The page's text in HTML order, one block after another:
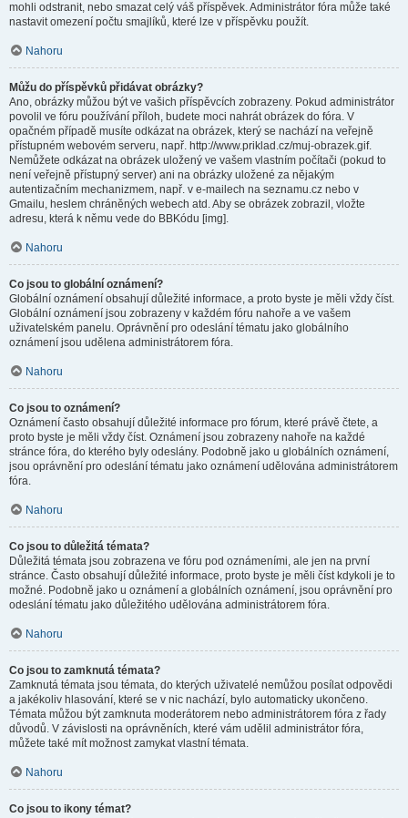
mohli odstranit, nebo smazat celý váš příspěvek. Administrátor fóra může také
nastavit omezení počtu smajlíků, které lze v příspěvku použít.
Nahoru
Můžu do příspěvků přidávat obrázky?
Ano, obrázky můžou být ve vašich příspěvcích zobrazeny. Pokud administrátor
povolil ve fóru používání příloh, budete moci nahrát obrázek do fóra. V
opačném případě musíte odkázat na obrázek, který se nachází na veřejně
přístupném webovém serveru, např. http://www.priklad.cz/muj-obrazek.gif.
Nemůžete odkázat na obrázek uložený ve vašem vlastním počítači (pokud to
není veřejně přístupný server) ani na obrázky uložené za nějakým
autentizačním mechanizmem, např. v e-mailech na seznamu.cz nebo v
Gmailu, heslem chráněných webech atd. Aby se obrázek zobrazil, vložte
adresu, která k němu vede do BBKódu [img].
Nahoru
Co jsou to globální oznámení?
Globální oznámení obsahují důležité informace, a proto byste je měli vždy číst.
Globální oznámení jsou zobrazeny v každém fóru nahoře a ve vašem
uživatelském panelu. Oprávnění pro odeslání tématu jako globálního
oznámení jsou udělena administrátorem fóra.
Nahoru
Co jsou to oznámení?
Oznámení často obsahují důležité informace pro fórum, které právě čtete, a
proto byste je měli vždy číst. Oznámení jsou zobrazeny nahoře na každé
stránce fóra, do kterého byly odeslány. Podobně jako u globálních oznámení,
jsou oprávnění pro odeslání tématu jako oznámení udělována administrátorem
fóra.
Nahoru
Co jsou to důležitá témata?
Důležitá témata jsou zobrazena ve fóru pod oznámeními, ale jen na první
stránce. Často obsahují důležité informace, proto byste je měli číst kdykoli je to
možné. Podobně jako u oznámení a globálních oznámení, jsou oprávnění pro
odeslání tématu jako důležitého udělována administrátorem fóra.
Nahoru
Co jsou to zamknutá témata?
Zamknutá témata jsou témata, do kterých uživatelé nemůžou posílat odpovědi
a jakékoliv hlasování, které se v nic nachází, bylo automaticky ukončeno.
Témata můžou být zamknuta moderátorem nebo administrátorem fóra z řady
důvodů. V závislosti na oprávněních, které vám udělil administrátor fóra,
můžete také mít možnost zamykat vlastní témata.
Nahoru
Co jsou to ikony témat?